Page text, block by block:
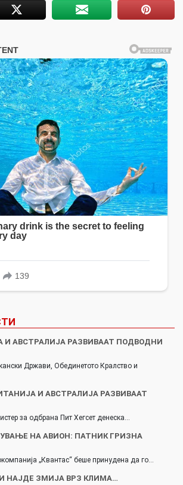
И АВСТРАЛИЈА РАЗВИВААТ ПОДВОДНИ
Држави, Обединетото Кралство и
И АВСТРАЛИЈА РАЗВИВААТ
за одбрана Пит Хегсет денеска…
НА АВИОН: ПАТНИК ГРИЗНА
„Квантас“ беше принудена да го…
НАЈДЕ ЗМИЈА ВРЗ КЛИМА…